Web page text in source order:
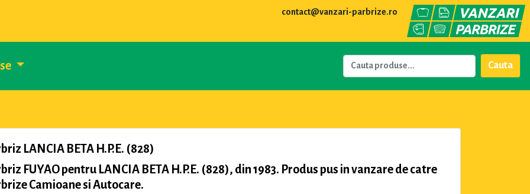
contact@vanzari-parbrize.ro
Cauta
LANCIA BETA H.P.E. (828)
FUYAO pentru LANCIA BETA H.P.E. (828), din 1983. Produs pus in vanzare de catre
Camioane si Autocare.